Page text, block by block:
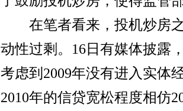
在笔者看来，投机炒房
动性过剩。16日有媒体披露
考虑到2009年没有进入实体
2010年的信贷宽松程度相仿